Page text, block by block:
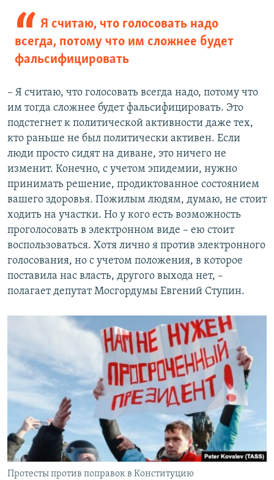
Я считаю, что голосовать надо
всегда, потому что им сложнее будет
фальсифицировать
– Я считаю, что голосовать всегда надо, потому что
им тогда сложнее будет фальсифицировать. Это
подстегнет к политической активности даже тех,
кто раньше не был политически активен. Если
люди просто сидят на диване, это ничего не
изменит. Конечно, с учетом эпидемии, нужно
принимать решение, продиктованное состоянием
вашего здоровья. Пожилым людям, думаю, не стоит
ходить на участки. Но у кого есть возможность
проголосовать в электронном виде – ею стоит
воспользоваться. Хотя лично я против электронного
голосования, но с учетом положения, в которое
поставила нас власть, другого выхода нет, –
полагает депутат Мосгордумы Евгений Ступин.
Протесты против поправок в Конституцию